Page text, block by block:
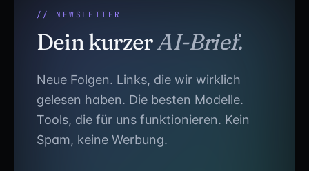
// NEWSLETTER
Dein kurzerAI-Brief.
Neue Folgen. Links, die wir wirklich
gelesen haben. Die besten Modelle.
Tools, die für uns funktionieren. Kein
Spam, keine Werbung.